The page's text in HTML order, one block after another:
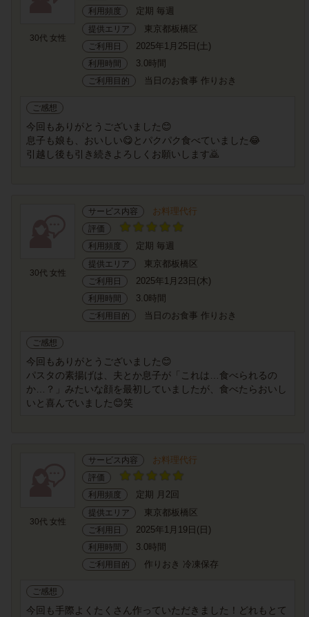
30代 女性
利用頻度
定期 毎週
提供エリア 東京都板橋区
ご利用日 2025年1月25日(土)
利用時間 3.0時間
ご利用目的 当日のお食事 作りおき
ご感想
今回もありがとうございました😊
息子も娘も、おいしい😋とパクパク食べていました😂
引越し後も引き続きよろしくお願いします🙇
30代 女性
サービス内容 お料理代行
評価
利用頻度
定期 毎週
提供エリア 東京都板橋区
ご利用日 2025年1月23日(木)
利用時間 3.0時間
ご利用目的 当日のお食事 作りおき
ご感想
今回もありがとうございました😊
パスタの素揚げは、夫とか息子が「これは…食べられるの
か…？」みたいな顔を最初していましたが、食べたらおいし
いと喜んでいました😊笑
30代 女性
サービス内容 お料理代行
評価
利用頻度
定期 月2回
提供エリア 東京都板橋区
ご利用日 2025年1月19日(日)
利用時間 3.0時間
ご利用目的 作りおき 冷凍保存
ご感想
今回も手際よくたくさん作っていただきました！どれもとて